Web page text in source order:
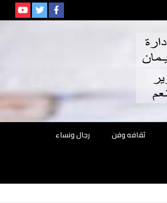
ثقافه وفن
رجال ونساء